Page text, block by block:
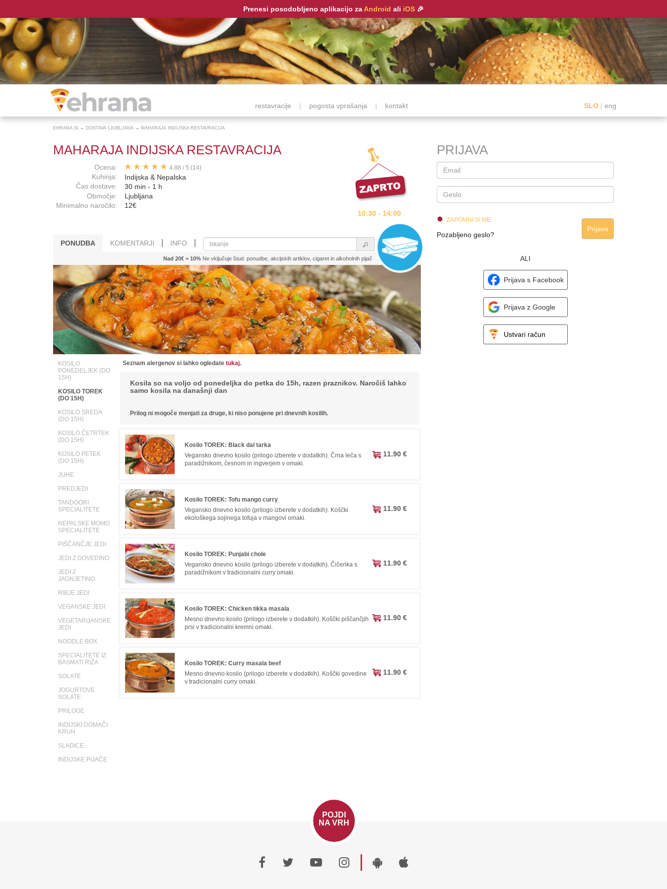
Prenesi posodobljeno aplikacijo za Android ali iOS 🎉
restavracije | pogosta vprašanja | kontakt SLO | eng
EHRANA.SI → DOSTAVA LJUBLJANA → MAHARAJA INDIJSKA RESTAVRACIJA
10:30 - 14:00
MAHARAJA INDIJSKA RESTAVRACIJA
Ocena:
Kuhinja:
Čas dostave:
4.88 /5 (14)
Indijska & Nepalska
30 min - 1 h
Območje:
Ljubljana
Minimalno naročilo:
12€
PONUDBA KOMENTARJI INFO
Nad 20€ = 10% Ne vključuje štud. ponudbe, akcijskih artiklov, cigaret in alkoholnih pijač
KOSILO
PONEDELJEK (DO
15H)
KOSILO TOREK
(DO 15H)
KOSILO SREDA
(DO 15H)
KOSILO ČETRTEK
(DO 15H)
KOSILO PETEK
(DO 15H)
JUHE
PREDJEDI
TANDOORI
SPECIALITETE
NEPALSKE MOMO
SPECIALITETE
PIŠČANČJE JEDI
JEDI Z GOVEDINO
JEDI Z
JAGNJETINO
RIBJE JEDI
VEGANSKE JEDI
VEGETARIJANSKE
JEDI
NOODLE BOX
SPECIALITETE IZ
BASMATI RIŽA
SOLATE
JOGURTOVE
SOLATE
PRILOGE
INDIJSKI DOMAČI
KRUH
SLADICE
INDIJSKE PIJAČE
Seznam alergenov si lahko ogledate tukaj.
Kosila so na voljo od ponedeljka do petka do 15h, razen praznikov. Naročiš lahko
samo kosila na današnji dan
Prilog ni mogoče menjati za druge, ki niso ponujene pri dnevnih kosilih.
Kosilo TOREK: Black dal tarka
Vegansko dnevno kosilo (prilogo izberete v dodatkih). Črna leča s
paradižnikom, česnom in ingverjem v omaki.
11.90 €
Kosilo TOREK: Tofu mango curry
Vegansko dnevno kosilo (prilogo izberete v dodatkih). Koščki
ekološkega sojinega tofuja v mangovi omaki.
11.90 €
Kosilo TOREK: Punjabi chole
Vegansko dnevno kosilo (prilogo izberete v dodatkih). Čičerika s
paradižnikom v tradicionalni curry omaki.
11.90 €
Kosilo TOREK: Chicken tikka masala
Mesno dnevno kosilo (prilogo izberete v dodatkih). Koščki piščančjih
prsi v tradicionalni kremni omaki.
11.90 €
Kosilo TOREK: Curry masala beef
Mesno dnevno kosilo (prilogo izberete v dodatkih). Koščki govedine
v tradicionalni curry omaki.
11.90 €
PRIJAVA
ZAPOMNI SI ME
Pozabljeno geslo?
Prijava
ALI
Prijava s Facebook
Prijava z Google
Ustvari račun
POJDI
NA VRH
|